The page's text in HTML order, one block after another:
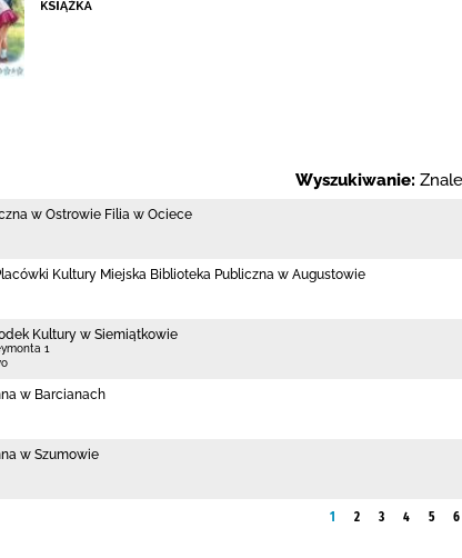
Wyszukiwanie:
w Ostrowie Filia w Ociece
Kultury Miejska Biblioteka Publiczna w Augustowie
Kultury w Siemiątkowie
1
w Barcianach
w Szumowie
1 2 3 4 5 6